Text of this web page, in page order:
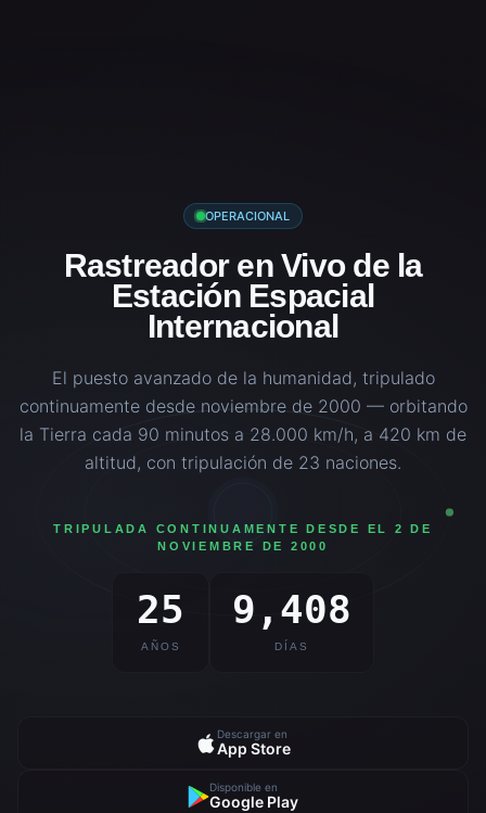
OPERACIONAL
Rastreador en Vivo de la
Estación Espacial
Internacional
El puesto avanzado de la humanidad, tripulado
continuamente desde noviembre de 2000 — orbitando
la Tierra cada 90 minutos a 28.000 km/h, a 420 km de
altitud, con tripulación de 23 naciones.
TRIPULADA CONTINUAMENTE DESDE EL 2 DE
NOVIEMBRE DE 2000
25
AÑOS
9,408
DÍAS
Descargar en
App Store
Disponible en
Google Play